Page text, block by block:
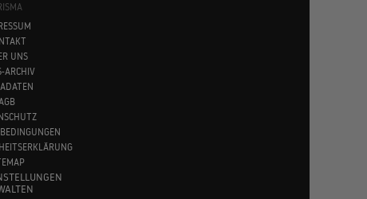
UNS
ARCHIV